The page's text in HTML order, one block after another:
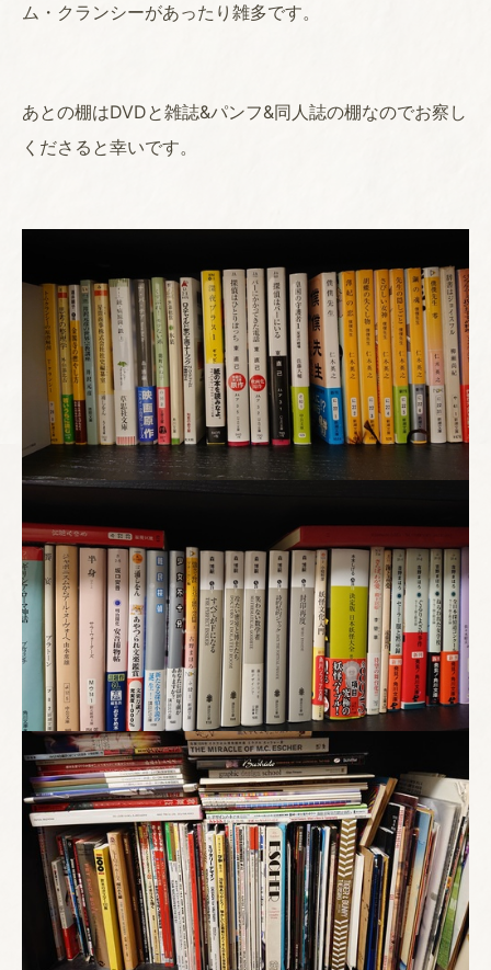
ム・クランシーがあったり雑多です。
あとの棚はDVDと雑誌&パンフ&同人誌の棚なのでお察し
くださると幸いです。